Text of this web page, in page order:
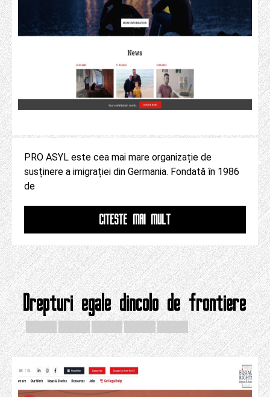
PRO ASYL este cea mai mare organizație de
susținere a imigrației din Germania. Fondată în 1986
de
CITESTE MAI MULT
Drepturi egale dincolo de frontiere